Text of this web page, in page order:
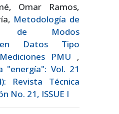
Omar Ramos,
Metodología de
de Modos
en Datos Tipo
PMU ,
"energía": Vol. 21
Revista Técnica
No. 21, ISSUE I